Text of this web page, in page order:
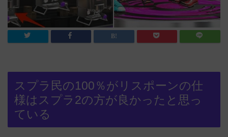
スプラ民の100％がリスポーンの仕
様はスプラ2の方が良かったと思っ
ている